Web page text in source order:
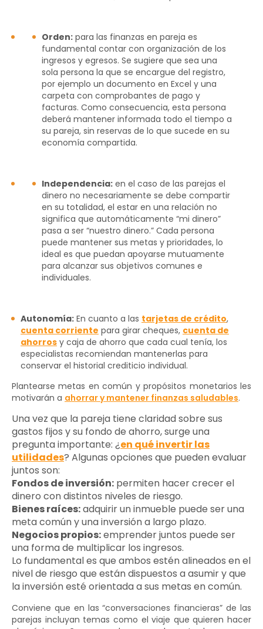
Orden: para las finanzas en pareja es
fundamental contar con organización de los
ingresos y egresos. Se sugiere que sea una
sola persona la que se encargue del registro,
por ejemplo un documento en Excel y una
carpeta con comprobantes de pago y
facturas. Como consecuencia, esta persona
deberá mantener informada todo el tiempo a
su pareja, sin reservas de lo que sucede en su
economía compartida.
Independencia: en el caso de las parejas el
dinero no necesariamente se debe compartir
en su totalidad, el estar en una relación no
significa que automáticamente “mi dinero”
pasa a ser “nuestro dinero.” Cada persona
puede mantener sus metas y prioridades, lo
ideal es que puedan apoyarse mutuamente
para alcanzar sus objetivos comunes e
individuales.
Autonomía: En cuanto a las tarjetas de crédito,
cuenta corriente para girar cheques, cuenta de
ahorros y caja de ahorro que cada cual tenía, los
especialistas recomiendan mantenerlas para
conservar el historial crediticio individual.
Plantearse metas en común y propósitos monetarios les
motivarán a ahorrar y mantener finanzas saludables.
Una vez que la pareja tiene claridad sobre sus
gastos fijos y su fondo de ahorro, surge una
pregunta importante: ¿en qué invertir las
utilidades? Algunas opciones que pueden evaluar
juntos son:
Fondos de inversión: permiten hacer crecer el
dinero con distintos niveles de riesgo.
Bienes raíces:adquirir un inmueble puede ser una
meta común y una inversión a largo plazo.
Negocios propios:emprender juntos puede ser
una forma de multiplicar los ingresos.
Lo fundamental es que ambos estén alineados en el
nivel de riesgo que están dispuestos a asumir y que
la inversión esté orientada a sus metas en común.
Conviene que en las “conversaciones financieras” de las
parejas incluyan temas como el viaje que quieren hacer